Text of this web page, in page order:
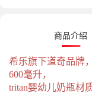
商品介绍
希乐旗下道奇品牌，
600毫升，
tritan婴幼儿奶瓶材